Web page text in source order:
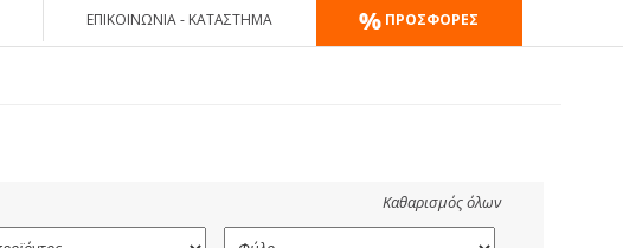
ΕΠΙΚΟΙΝΩΝΙΑ - ΚΑΤΑΣΤΗΜΑ ΠΡΟΣΦΟΡΕΣ
Καθαρισμός όλων